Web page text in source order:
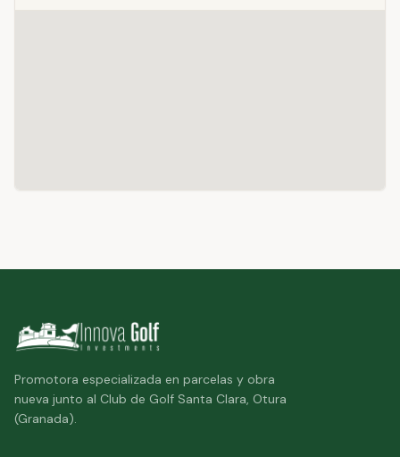
Promotora especializada en parcelas y obra
nueva junto al Club de Golf Santa Clara, Otura
(Granada).